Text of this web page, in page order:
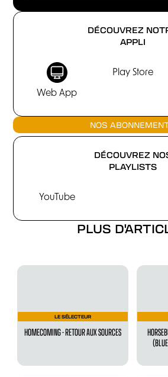
DÉCOUVREZ
APPLI
Web App
Play Store
NOS
DÉCOUVREZ
PLAYLISTS
YouTube
PLUS
LE SÉLECTEUR
HOMECOMING - RETOUR AUX SOURCES